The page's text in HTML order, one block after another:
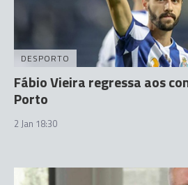
DESPORTO
Fábio Vieira regressa aos
Porto
2 Jan 18:30